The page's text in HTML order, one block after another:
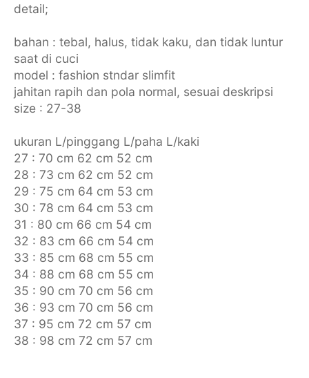
detail;
bahan : tebal, halus, tidak kaku, dan tidak luntur
saat di cuci
model : fashion stndar slimfit
jahitan rapih dan pola normal, sesuai deskripsi
size : 27-38
ukuran L/pinggang L/paha L/kaki
27 : 70 cm 62 cm 52 cm
28 : 73 cm 62 cm 52 cm
29 : 75 cm 64 cm 53 cm
30 : 78 cm 64 cm 53 cm
31 : 80 cm 66 cm 54 cm
32 : 83 cm 66 cm 54 cm
33 : 85 cm 68 cm 55 cm
34 : 88 cm 68 cm 55 cm
35 : 90 cm 70 cm 56 cm
36 : 93 cm 70 cm 56 cm
37 : 95 cm 72 cm 57 cm
38 : 98 cm 72 cm 57 cm